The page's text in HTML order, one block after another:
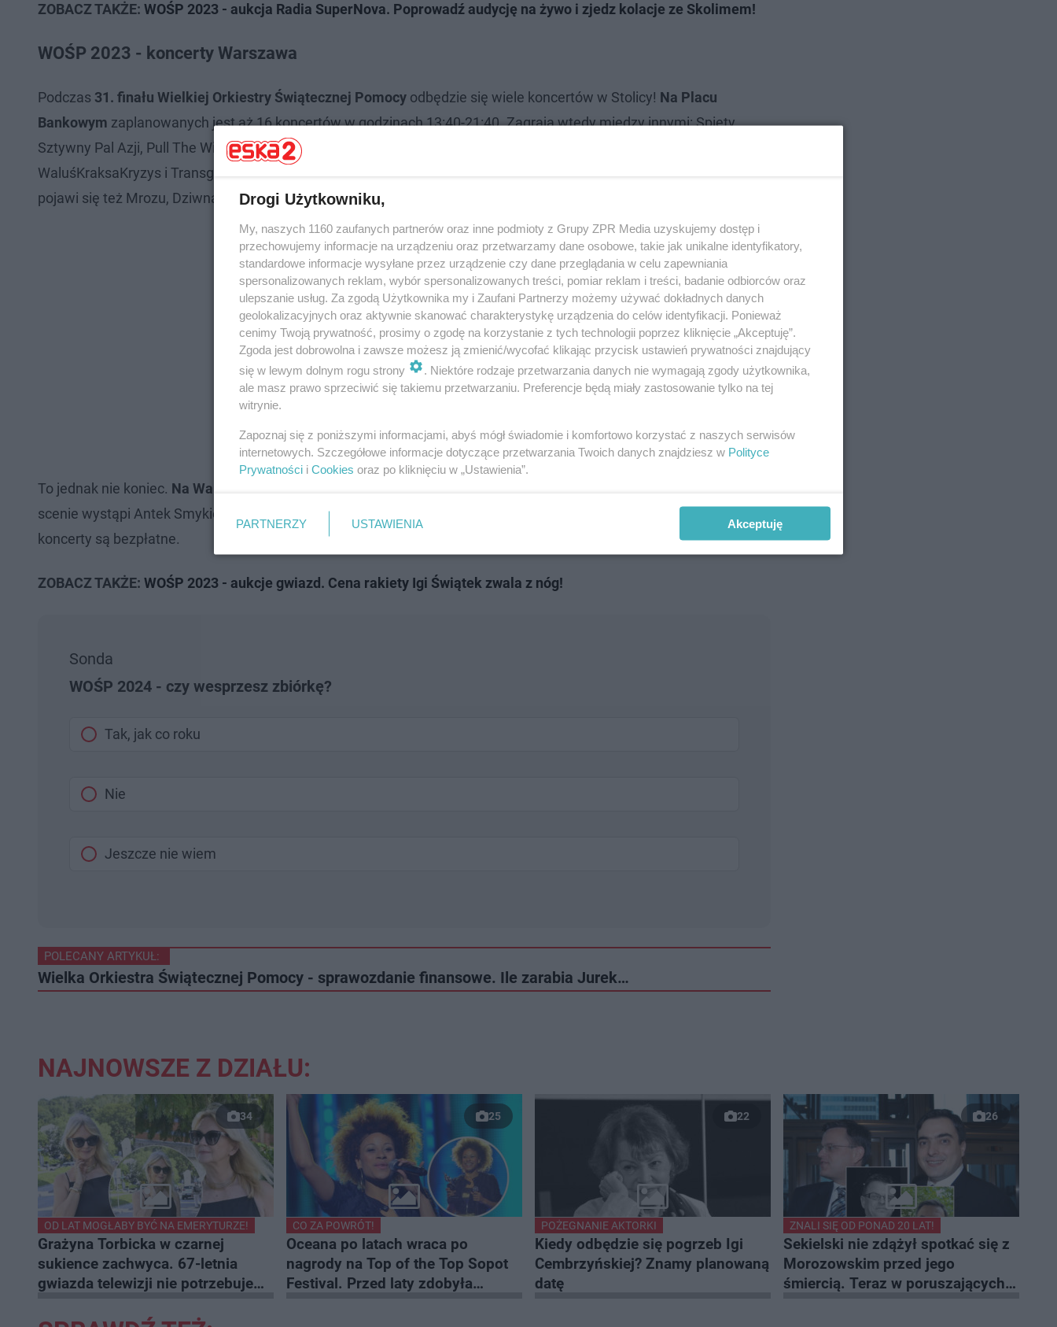
ZOBACZ TAKŻE: WOŚP 2023 - aukcja Radia SuperNova. Poprowadź audycję na żywo i zjedz kolacje ze Skolimem!
WOŚP 2023 - koncerty Warszawa
Podczas 31. finału Wielkiej Orkiestry Świątecznej Pomocy odbędzie się wiele koncertów w Stolicy! Na Placu
Bankowym zaplanowanych jest aż 16 koncertów w godzinach 13:40-21:40. Zagrają wtedy między innymi: Spięty,
Sztywny Pal Azji, Pull The Wire, Kirszenbaum, Kashell, Żurkowski, Hańba!, Blenders, Dagadana, Gutek i
WaluśKraksaKryzys i Transgresja. Na godzinę 20:00 zaplanowane jest "Światełko do nieba", a później na scenie
pojawi się też Mrozu, Dziwna Wiosna, Dirty Shirt i LemON, którego koncert zakończy całe wydarzenie.
To jednak nie koniec. Na Warszawskim Ursynowie
scenie wystąpi Antek Smykiewicz, Marcin Czerwiński i
(szczegóły na naszym Instagramie). Wszystkie
koncerty są bezpłatne.
ZOBACZ TAKŻE: WOŚP 2023 - aukcje gwiazd. Cena rakiety Igi Świątek zwala z nóg!
Sonda
WOŚP 2024 - czy wesprzesz zbiórkę?
Tak, jak co roku
Nie
Jeszcze nie wiem
POLECANY ARTYKUŁ:
Wielka Orkiestra Świątecznej Pomocy - sprawozdanie finansowe. Ile zarabia Jurek…
NAJNOWSZE Z DZIAŁU:
34
OD LAT MOGŁABY BYĆ NA EMERYTURZE!
Grażyna Torbicka w czarnej
sukience zachwyca. 67-letnia
gwiazda telewizji nie potrzebuje
25
CO ZA POWRÓT!
Oceana po latach wraca po
nagrody na Top of the Top Sopot
Festival. Przed laty zdobyła
22
POŻEGNANIE AKTORKI
Kiedy odbędzie się pogrzeb Igi
Cembrzyńskiej? Znamy planowaną
datę
26
ZNALI SIĘ OD PONAD 20 LAT!
Sekielski nie zdążył spotkać się z
Morozowskim przed jego
śmiercią. Teraz w poruszających
Drogi Użytkowniku,
My, naszych 1160 zaufanych partnerów oraz inne podmioty z Grupy ZPR Media uzyskujemy dostęp i
przechowujemy informacje na urządzeniu oraz przetwarzamy dane osobowe, takie jak unikalne identyfikatory,
standardowe informacje wysyłane przez urządzenie czy dane przeglądania w celu zapewniania
spersonalizowanych reklam, wybór spersonalizowanych treści, pomiar reklam i treści, badanie odbiorców oraz
ulepszanie usług. Za zgodą Użytkownika my i Zaufani Partnerzy możemy używać dokładnych danych
geolokalizacyjnych oraz aktywnie skanować charakterystykę urządzenia do celów identyfikacji. Ponieważ
cenimy Twoją prywatność, prosimy o zgodę na korzystanie z tych technologii poprzez kliknięcie „Akceptuję”.
Zgoda jest dobrowolna i zawsze możesz ją zmienić/wycofać klikając przycisk ustawień prywatności znajdujący
się w lewym dolnym rogu strony
. Niektóre rodzaje przetwarzania danych nie wymagają zgody użytkownika,
ale masz prawo sprzeciwić się takiemu przetwarzaniu. Preferencje będą miały zastosowanie tylko na tej
witrynie.
Zapoznaj się z poniższymi informacjami, abyś mógł świadomie i komfortowo korzystać z naszych serwisów
internetowych. Szczegółowe informacje dotyczące przetwarzania Twoich danych znajdziesz w Polityce
Prywatności i Cookies oraz po kliknięciu w „Ustawienia”.
PARTNERZY USTAWIENIA Akceptuję